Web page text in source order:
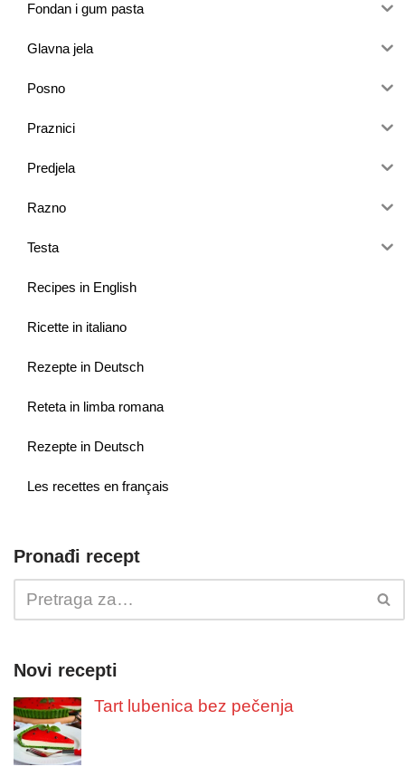
Fondan i gum pasta
Glavna jela
Posno
Praznici
Predjela
Razno
Testa
Recipes in English
Ricette in italiano
Rezepte in Deutsch
Reteta in limba romana
Rezepte in Deutsch
Les recettes en français
Pronađi recept
Novi recepti
Tart lubenica bez pečenja